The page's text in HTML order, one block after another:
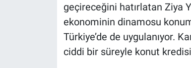
geçireceğini hatırlatan Ziya
ekonominin dinamosu
Türkiye’de de uygulanıyor.
ciddi bir süreyle konut